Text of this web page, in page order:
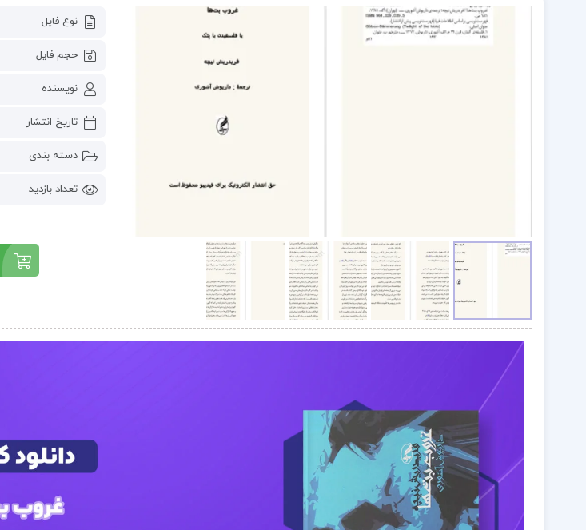
نوع فایل
حجم فایل
نویسنده
تاریخ انتشار
دسته بندی
تعداد بازدید